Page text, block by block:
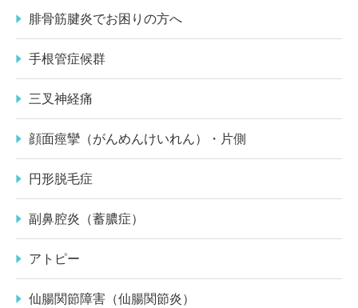
腓骨筋腱炎でお困りの方へ
手根管症候群
三叉神経痛
顔面痙攣（がんめんけいれん）・片側
円形脱毛症
副鼻腔炎（蓄膿症）
アトピー
仙腸関節障害（仙腸関節炎）